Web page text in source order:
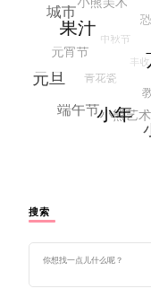
搜索
么